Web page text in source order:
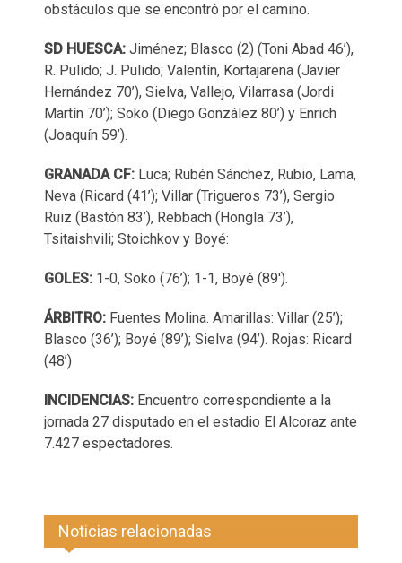
obstáculos que se encontró por el camino.
SD HUESCA: Jiménez; Blasco (2) (Toni Abad 46’),
R. Pulido; J. Pulido; Valentín, Kortajarena (Javier
Hernández 70’), Sielva, Vallejo, Vilarrasa (Jordi
Martín 70’); Soko (Diego González 80’) y Enrich
(Joaquín 59’).
GRANADA CF: Luca; Rubén Sánchez, Rubio, Lama,
Neva (Ricard (41’); Villar (Trigueros 73’), Sergio
Ruiz (Bastón 83’), Rebbach (Hongla 73’),
Tsitaishvili; Stoichkov y Boyé:
GOLES: 1-0, Soko (76’); 1-1, Boyé (89').
ÁRBITRO: Fuentes Molina. Amarillas: Villar (25’);
Blasco (36’); Boyé (89’); Sielva (94’). Rojas: Ricard
(48’)
INCIDENCIAS: Encuentro correspondiente a la
jornada 27 disputado en el estadio El Alcoraz ante
7.427 espectadores.
Noticias relacionadas